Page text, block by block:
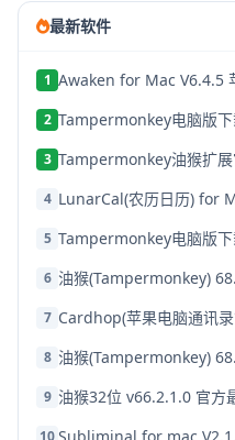
最新软件
1 Awaken for Mac V6.4.5
2
3
4
5
6 油猴(Tampermonkey)
7
8
9
10